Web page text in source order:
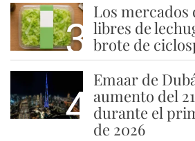
3
Los mercados
libres de
brote de
4
Emaar de
aumento del
durante el
de 2026